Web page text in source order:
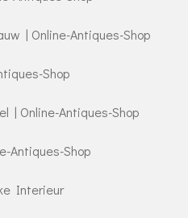
| Online-Antiques-Shop
Shop
| Online-Antiques-Shop
Antiques-Shop
Interieur